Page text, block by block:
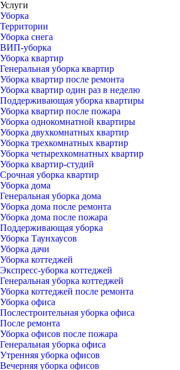
Услуги
Уборка
Территории
Уборка снега
ВИП-уборка
Уборка квартир
Генеральная уборка квартир
Уборка квартир после ремонта
Уборка квартир один раз в неделю
Поддерживающая уборка квартиры
Уборка квартир после пожара
Уборка однокомнатной квартиры
Уборка двухкомнатных квартир
Уборка трехкомнатных квартир
Уборка четырехкомнатных квартир
Уборка квартир-студий
Срочная уборка квартир
Уборка дома
Генеральная уборка дома
Уборка дома после ремонта
Уборка дома после пожара
Поддерживающая уборка
Уборка Таунхаусов
Уборка дачи
Уборка коттеджей
Экспресс-уборка коттеджей
Генеральная уборка коттеджей
Уборка коттеджей после ремонта
Уборка офиса
Послестроительная уборка офиса
После ремонта
Уборка офисов после пожара
Генеральная уборка офиса
Утренняя уборка офисов
Вечерняя уборка офисов